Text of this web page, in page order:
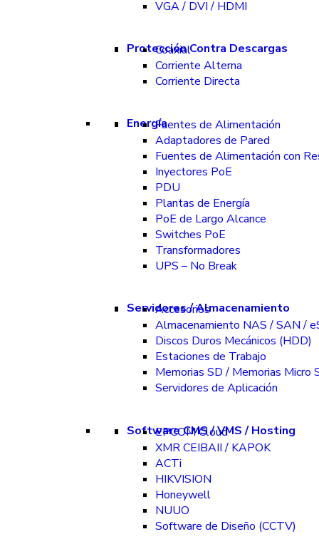
VGA / DVI / HDMI
Protección Contra Descargas
Coaxial
Corriente Alterna
Corriente Directa
EnergíaFuentes de Alimentación
Adaptadores de Pared
Fuentes de Alimentación con
Inyectores PoE
PDU
Plantas de Energía
PoE de Largo Alcance
Switches PoE
Transformadores
UPS – No Break
Servidores / Almacenamiento
Accesorios
Almacenamiento NAS / SAN /
Discos Duros Mecánicos (HDD)
Estaciones de Trabajo
Memorias SD / Memorias Micro
Servidores de Aplicación
Software CMS / VMS / Hosting
EPCOM Cloud
XMR CEIBAII / KAPOK
ACTi
HIKVISION
Honeywell
NUUO
Software de Diseño (CCTV)